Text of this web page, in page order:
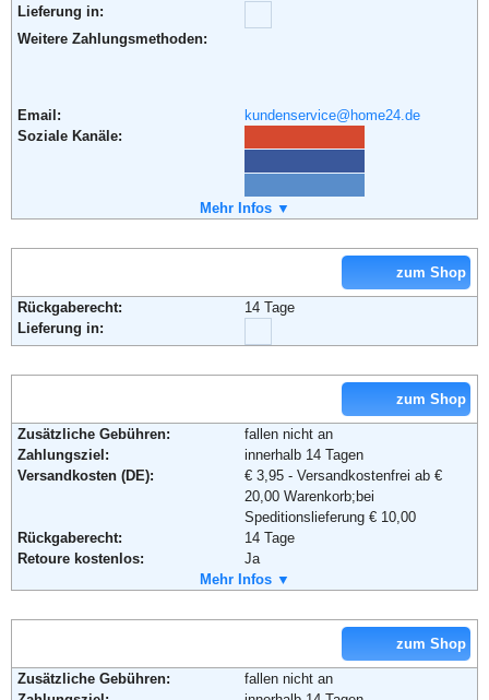
Adresse:
Email:
service@baur.de
Soziale Kanäle:
Weiterführende Informationen: Blog ,AGB
Lieferung in:
Weitere Zahlungsmethoden:
Email:
kundenservice@home24.de
Soziale Kanäle:
Weiterführende Informationen: Blog ,AGB
Mehr Infos ▼
zum Shop
Rückgaberecht:
14 Tage
Lieferung in:
zum Shop
Zusätzliche Gebühren:
fallen nicht an
Zahlungsziel:
innerhalb 14 Tagen
Versandkosten (DE):
€ 3,95 - Versandkostenfrei ab €
20,00 Warenkorb;bei
Speditionslieferung € 10,00
Rückgaberecht:
14 Tage
Retoure kostenlos:
Ja
im Paket enthalten
Mehr Infos ▼
zum Shop
Zusätzliche Gebühren:
fallen nicht an